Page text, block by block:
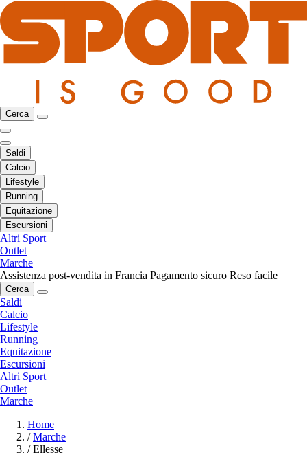
Cerca
Saldi
Calcio
Lifestyle
Running
Equitazione
Escursioni
Altri Sport
Outlet
Marche
Assistenza post-vendita in Francia Pagamento sicuro Reso facile
Cerca
Saldi
Calcio
Lifestyle
Running
Equitazione
Escursioni
Altri Sport
Outlet
Marche
Home
/ Marche
/ Ellesse